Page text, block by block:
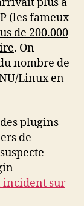
(les fameux
de 200.000
. On
nombre de
Linux en
plugins
de
incident sur